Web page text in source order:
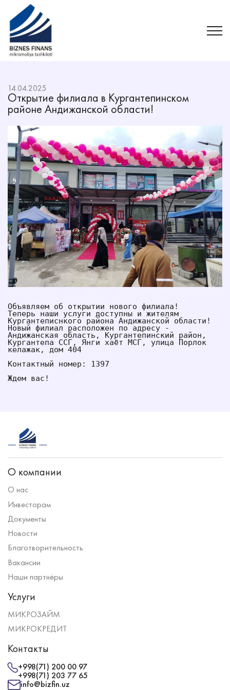
Открытие филиала в Кургантепинском
районе Андижанской области!
14.04.2025
Объявляем об открытии нового филиала!
Теперь наши услуги доступны и жителям
Кургантеписнкого района Андижанской области!
Новый филиал расположен по адресу -
Андижанская область, Кургантепинский район,
Кургантепа ССГ, Янги хаёт МСГ, улица Порлок
келажак, дом 404
Контактный номер: 1397
Ждем вас!
О компании
О нас
Инвесторам
Документы
Новости
Благотворительность
Вакансии
Наши партнёры
Услуги
МИКРОЗАЙМ
МИКРОКРЕДИТ
Контакты
+998(71) 200 00 97
+998(71) 203 77 65
info@bizfin.uz